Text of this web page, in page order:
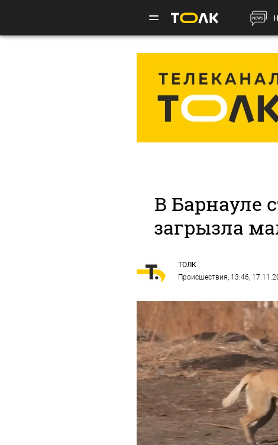
В Барнауле
загрызла
ТОЛК
Происшествия, 13:46,